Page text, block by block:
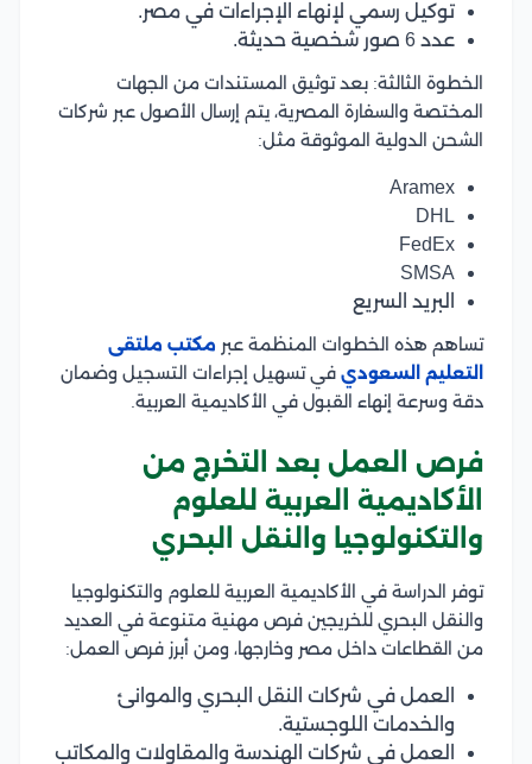
توكيل رسمي لإنهاء الإجراءات في مصر.
عدد 6 صور شخصية حديثة.
الخطوة الثالثة: بعد توثيق المستندات من الجهات
المختصة والسفارة المصرية، يتم إرسال الأصول عبر شركات
الشحن الدولية الموثوقة مثل:
Aramex
DHL
FedEx
SMSA
البريد السريع
تساهم هذه الخطوات المنظمة عبر مكتب ملتقى
التعليم السعودي في تسهيل إجراءات التسجيل وضمان
دقة وسرعة إنهاء القبول في الأكاديمية العربية.
فرص العمل بعد التخرج من
الأكاديمية العربية للعلوم
والتكنولوجيا والنقل البحري
توفر الدراسة في الأكاديمية العربية للعلوم والتكنولوجيا
والنقل البحري للخريجين فرص مهنية متنوعة في العديد
من القطاعات داخل مصر وخارجها، ومن أبرز فرص العمل:
العمل في شركات النقل البحري والموانئ
والخدمات اللوجستية.
العمل في شركات الهندسة والمقاولات والمكاتب